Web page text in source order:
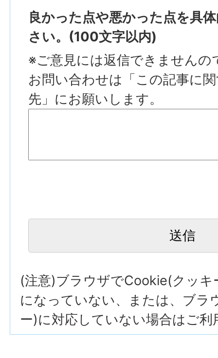
良かった点や悪かった点を具
さい。(100文字以内)
※ご意見には返信できませんの
お問い合わせは「この記事に
先」にお願いします。
(注意)ブラウザでCookie(クッキ
になっていない、または、ブラ
ー)に対応していない場合はご利